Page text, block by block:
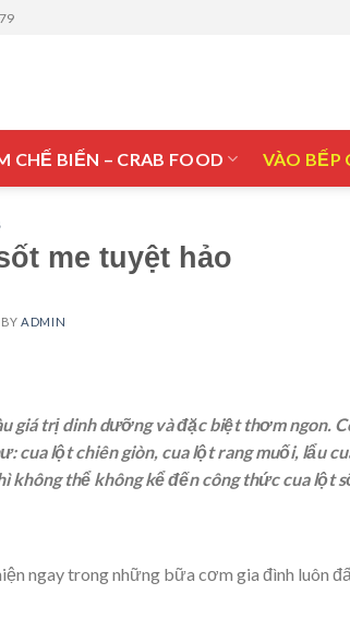
CHẾ BIẾN – CRAB FOOD VÀO BẾP
me tuyệt hảo
BY ADMIN
giá trị dinh dưỡng và đặc biệt thơm ngon.
cua lột chiên giòn, cua lột rang muối, lẩu
không thể không kể đến công thức cua lột
ngay trong những bữa cơm gia đình luôn